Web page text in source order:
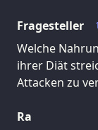
Fragesteller
Welche
ihrer Diät
Attacken zu
Ra